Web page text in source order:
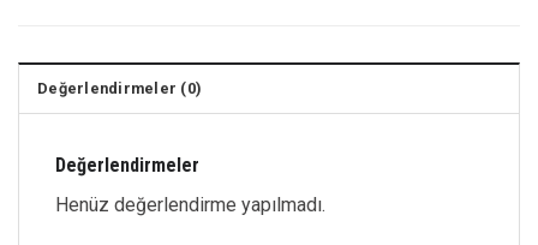
Değerlendirmeler (0)
Değerlendirmeler
Henüz değerlendirme yapılmadı.